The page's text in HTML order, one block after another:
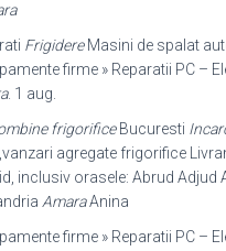
FrigidereMasini de spalat
firme » Reparatii PC –
. 1 aug.
frigorificeBucuresti
vanzari agregate frigorifice
inclusiv orasele: Abrud Adjud
AmaraAnina
firme » Reparatii PC –